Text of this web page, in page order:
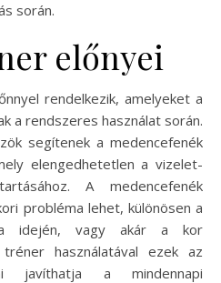
során.
előnyei
rendelkezik, amelyeket a
a rendszeres használat során.
segítenek a medencefenék
elengedhetetlen a vizelet-
A medencefenék
probléma lehet, különösen a
idején, vagy akár a kor
használatával ezek az
javíthatja a mindennapi